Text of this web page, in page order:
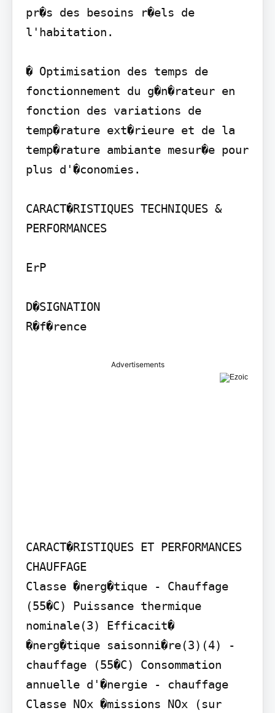
pr�s des besoins r�els de
l'habitation.
� Optimisation des temps de
fonctionnement du g�n�rateur en
fonction des variations de
temp�rature ext�rieure et de la
temp�rature ambiante mesur�e pour
plus d'�conomies.
CARACT�RISTIQUES TECHNIQUES &
PERFORMANCES
ErP
D�SIGNATION
R�f�rence
Advertisements
CARACT�RISTIQUES ET PERFORMANCES
CHAUFFAGE
Classe �nerg�tique - Chauffage
(55�C) Puissance thermique
nominale(3) Efficacit�
�nerg�tique saisonni�re(3)(4) -
chauffage (55�C) Consommation
annuelle d'�nergie - chauffage
Classe NOx �missions NOx (sur